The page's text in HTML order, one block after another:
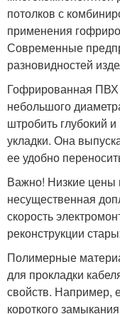
потолков с
применения
Современные
разновидностей
Гофрированная ПВХ
небольшого
штробить глубокий
укладки. Она
ее удобно
Важно! Низкие цены
несущественная
скорость
реконструкции
Полимерные
для прокладки
свойств. Например,
короткого